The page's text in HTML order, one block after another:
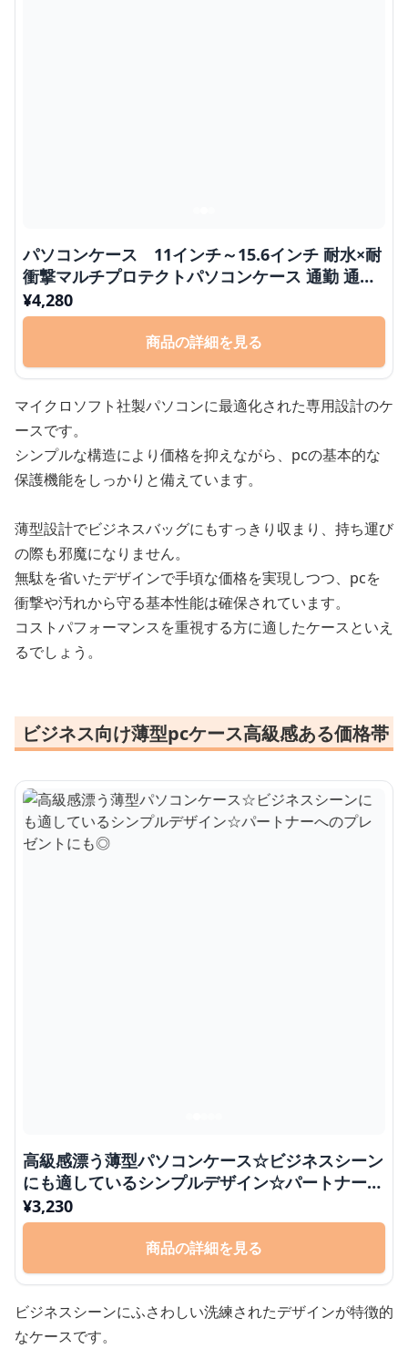
パソコンケース 11インチ～15.6インチ 耐水×耐
衝撃マルチプロテクトパソコンケース 通勤 通学
外出
¥4,280
商品の詳細を見る
マイクロソフト社製パソコンに最適化された専用設計のケ
ースです。
シンプルな構造により価格を抑えながら、pcの基本的な
保護機能をしっかりと備えています。
薄型設計でビジネスバッグにもすっきり収まり、持ち運び
の際も邪魔になりません。
無駄を省いたデザインで手頃な価格を実現しつつ、pcを
衝撃や汚れから守る基本性能は確保されています。
コストパフォーマンスを重視する方に適したケースといえ
るでしょう。
ビジネス向け薄型pcケース高級感ある価格帯
高級感漂う薄型パソコンケース☆ビジネスシーン
にも適しているシンプルデザイン☆パートナーへ
のプレゼントにも◎
¥3,230
商品の詳細を見る
ビジネスシーンにふさわしい洗練されたデザインが特徴的
なケースです。